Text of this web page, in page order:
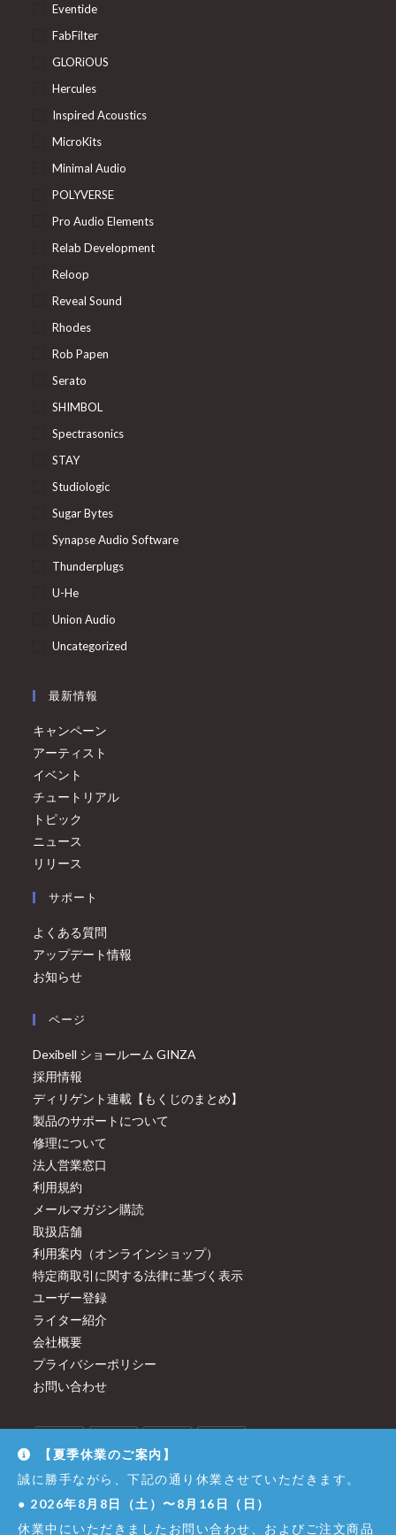
Eventide
FabFilter
GLORiOUS
Hercules
Inspired Acoustics
MicroKits
Minimal Audio
POLYVERSE
Pro Audio Elements
Relab Development
Reloop
Reveal Sound
Rhodes
Rob Papen
Serato
SHIMBOL
Spectrasonics
STAY
Studiologic
Sugar Bytes
Synapse Audio Software
Thunderplugs
U-He
Union Audio
Uncategorized
最新情報
キャンペーン
アーティスト
イベント
チュートリアル
トピック
ニュース
リリース
サポート
よくある質問
アップデート情報
お知らせ
ページ
Dexibell ショールーム GINZA
採用情報
ディリゲント連載【もくじのまとめ】
製品のサポートについて
修理について
法人営業窓口
利用規約
メールマガジン購読
取扱店舗
利用案内（オンラインショップ）
特定商取引に関する法律に基づく表示
ユーザー登録
ライター紹介
会社概要
プライバシーポリシー
お問い合わせ
【夏季休業のご案内】
誠に勝手ながら、下記の通り休業させていただきます。
● 2026年8月8日（土）〜8月16日（日）
休業中にいただきましたお問い合わせ、およびご注文商品